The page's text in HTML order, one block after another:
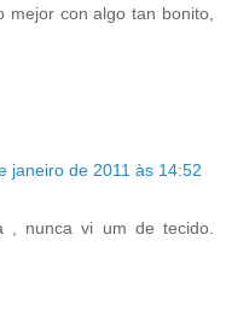
con algo tan bonito,
janeiro de 2011 às 14:52
, nunca vi um de tecido.